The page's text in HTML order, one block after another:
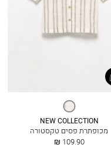
פסים
שחור
NEW COLLECTION
מכופתרת פסים טקסטורה
החל
109.90 ₪